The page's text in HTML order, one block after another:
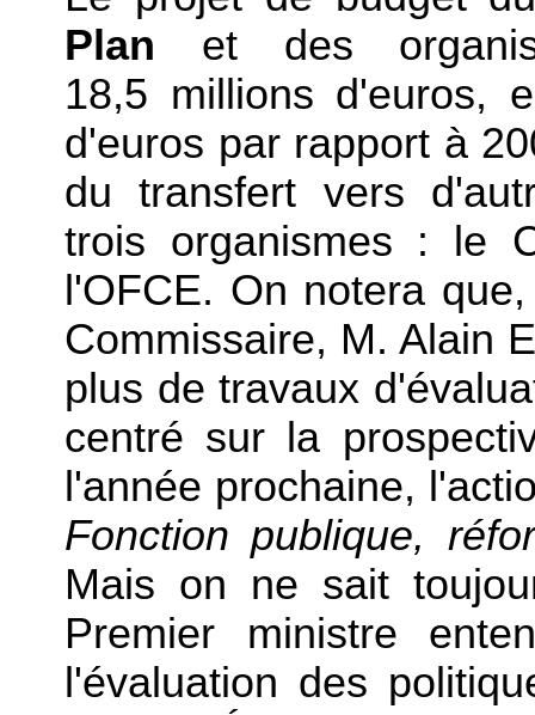
Plan et des
18,5 millions d'euros,
d'euros par rapport à
du transfert vers
trois organismes : le
l'OFCE. On notera
Commissaire, M. Alain
plus de travaux
centré sur la
l'année prochaine,
Fonction publique,
Mais on ne sait
Premier ministre
l'évaluation des